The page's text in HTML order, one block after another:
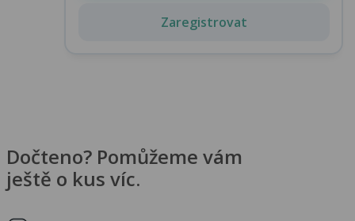
Zaregistrovat
Dočteno? Pomůžeme vám
ještě o kus víc.